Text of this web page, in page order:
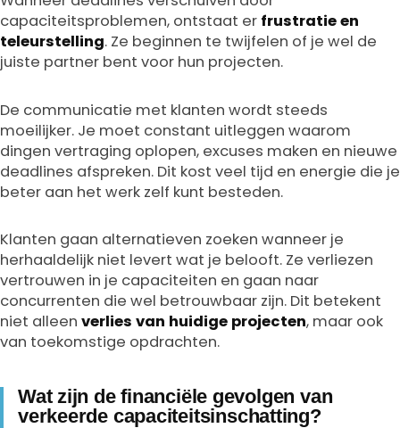
capaciteitsproblemen, ontstaat er frustratie en
teleurstelling. Ze beginnen te twijfelen of je wel de
juiste partner bent voor hun projecten.
De communicatie met klanten wordt steeds
moeilijker. Je moet constant uitleggen waarom
dingen vertraging oplopen, excuses maken en nieuwe
deadlines afspreken. Dit kost veel tijd en energie die je
beter aan het werk zelf kunt besteden.
Klanten gaan alternatieven zoeken wanneer je
herhaaldelijk niet levert wat je belooft. Ze verliezen
vertrouwen in je capaciteiten en gaan naar
concurrenten die wel betrouwbaar zijn. Dit betekent
niet alleen verlies van huidige projecten, maar ook
van toekomstige opdrachten.
Wat zijn de financiële gevolgen van
verkeerde capaciteitsinschatting?